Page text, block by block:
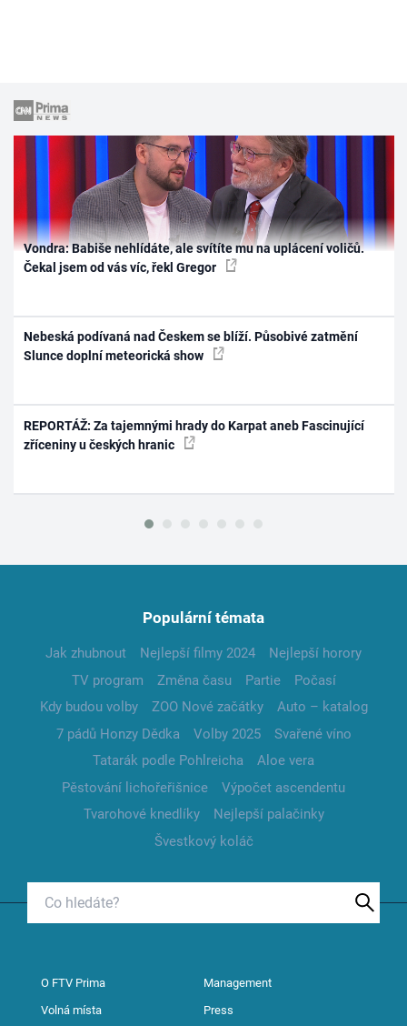
Vondra: Babiše nehlídáte, ale svítíte mu na uplácení voličů.
Čekal jsem od vás víc, řekl Gregor
Nebeská podívaná nad Českem se blíží. Působivé zatmění
Slunce doplní meteorická show
REPORTÁŽ: Za tajemnými hrady do Karpat aneb Fascinující
zříceniny u českých hranic
Populární témata
Jak zhubnout Nejlepší filmy 2024
Nejlepší horory
TV program
Změna času Partie
Počasí
Kdy budou volby
ZOO Nové začátky
Auto – katalog
7 pádů Honzy Dědka
Volby 2025
Svařené víno
Tatarák podle Pohlreicha
Aloe vera
Pěstování lichořeřišnice
Výpočet ascendentu
Tvarohové knedlíky
Nejlepší palačinky
Švestkový koláč
O FTV Prima Management
Volná místa Press